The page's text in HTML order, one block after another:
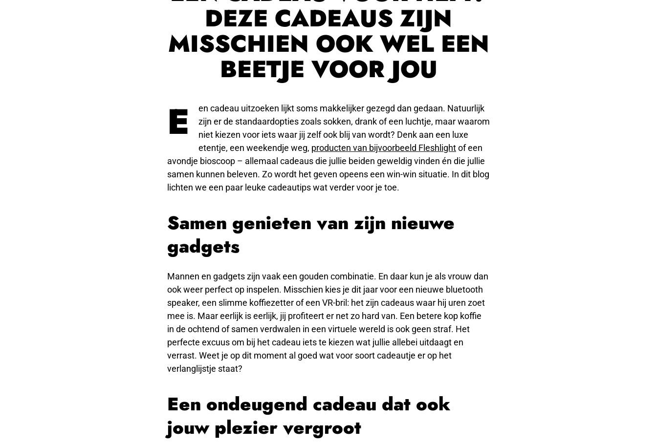
DEZE CADEAUS ZIJN
MISSCHIEN OOK WEL EEN
BEETJE VOOR JOU
E
en cadeau uitzoeken lijkt soms makkelijker gezegd dan gedaan. Natuurlijk
zijn er de standaardopties zoals sokken, drank of een luchtje, maar waarom
niet kiezen voor iets waar jij zelf ook blij van wordt? Denk aan een luxe
etentje, een weekendje weg, producten van bijvoorbeeld Fleshlightof een
avondje bioscoop – allemaal cadeaus die jullie beiden geweldig vinden én die jullie
samen kunnen beleven. Zo wordt het geven opeens een win-win situatie. In dit blog
lichten we een paar leuke cadeautips wat verder voor je toe.
Samen genieten van zijn nieuwe
gadgets
Mannen en gadgets zijn vaak een gouden combinatie. En daar kun je als vrouw dan
ook weer perfect op inspelen. Misschien kies je dit jaar voor een nieuwe bluetooth
speaker, een slimme koffiezetter of een VR-bril: het zijn cadeaus waar hij uren zoet
mee is. Maar eerlijk is eerlijk, jij profiteert er net zo hard van. Een betere kop koffie
in de ochtend of samen verdwalen in een virtuele wereld is ook geen straf. Het
perfecte excuus om bij het cadeau iets te kiezen wat jullie allebei uitdaagt en
verrast. Weet je op dit moment al goed wat voor soort cadeautje er op het
verlanglijstje staat?
Een ondeugend cadeau dat ook
jouw plezier vergroot